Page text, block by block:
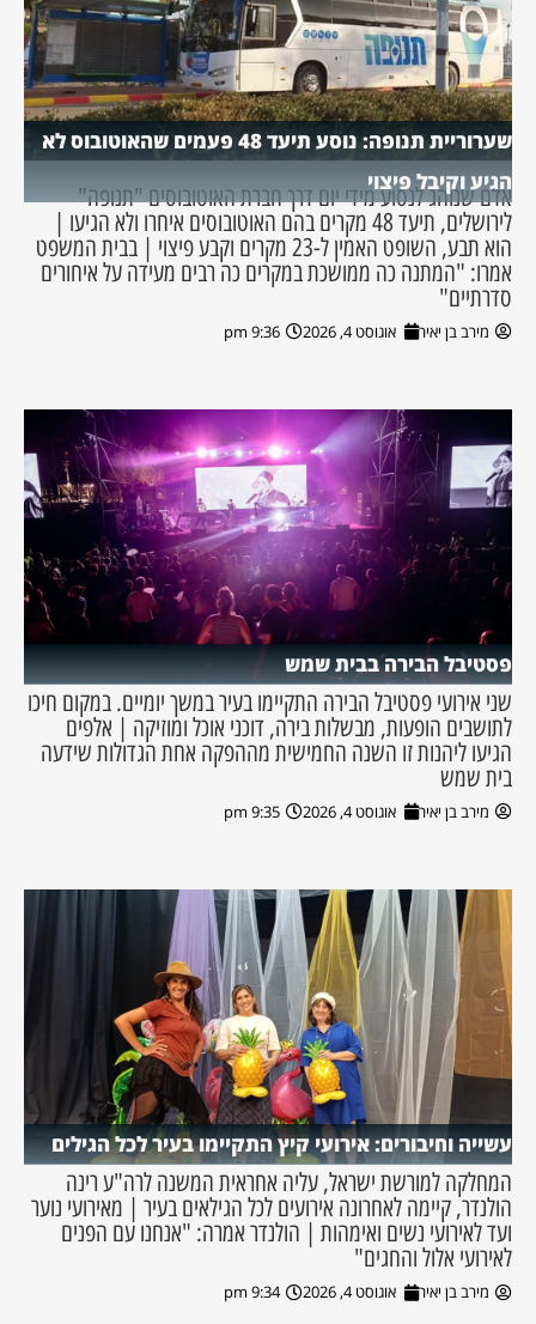
שערוריית תנופה: נוסע תיעד 48 פעמים שהאוטובוס לא
הגיע וקיבל פיצוי
אדם שנוהג לנסוע מידי יום דרך חברת האוטובוסים "תנופה"
לירושלים, תיעד 48 מקרים בהם האוטובוסים איחרו ולא הגיעו |
הוא תבע, השופט האמין ל-23 מקרים וקבע פיצוי | בבית המשפט
אמרו: "המתנה כה ממושכת במקרים כה רבים מעידה על איחורים
סדרתיים"
מירב בן יאיר אוגוסט 4, 2026 9:36 pm
פסטיבל הבירה בבית שמש
שני אירועי פסטיבל הבירה התקיימו בעיר במשך יומיים. במקום חיכו
לתושבים הופעות, מבשלות בירה, דוכני אוכל ומוזיקה | אלפים
הגיעו ליהנות זו השנה החמישית מההפקה אחת הגדולות שידעה
בית שמש
מירב בן יאיר אוגוסט 4, 2026 9:35 pm
עשייה וחיבורים: אירועי קיץ התקיימו בעיר לכל הגילים
המחלקה למורשת ישראל, עליה אחראית המשנה לרה"ע רינה
הולנדר, קיימה לאחרונה אירועים לכל הגילאים בעיר | מאירועי נוער
ועד לאירועי נשים ואימהות | הולנדר אמרה: "אנחנו עם הפנים
לאירועי אלול והחגים"
מירב בן יאיר אוגוסט 4, 2026 9:34 pm